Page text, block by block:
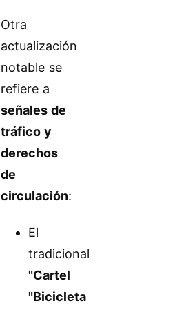
Otra
actualización
notable se
refiere a
señales de
tráfico y
derechos
de
circulación:
El
tradicional
"Cartel
"Bicicleta